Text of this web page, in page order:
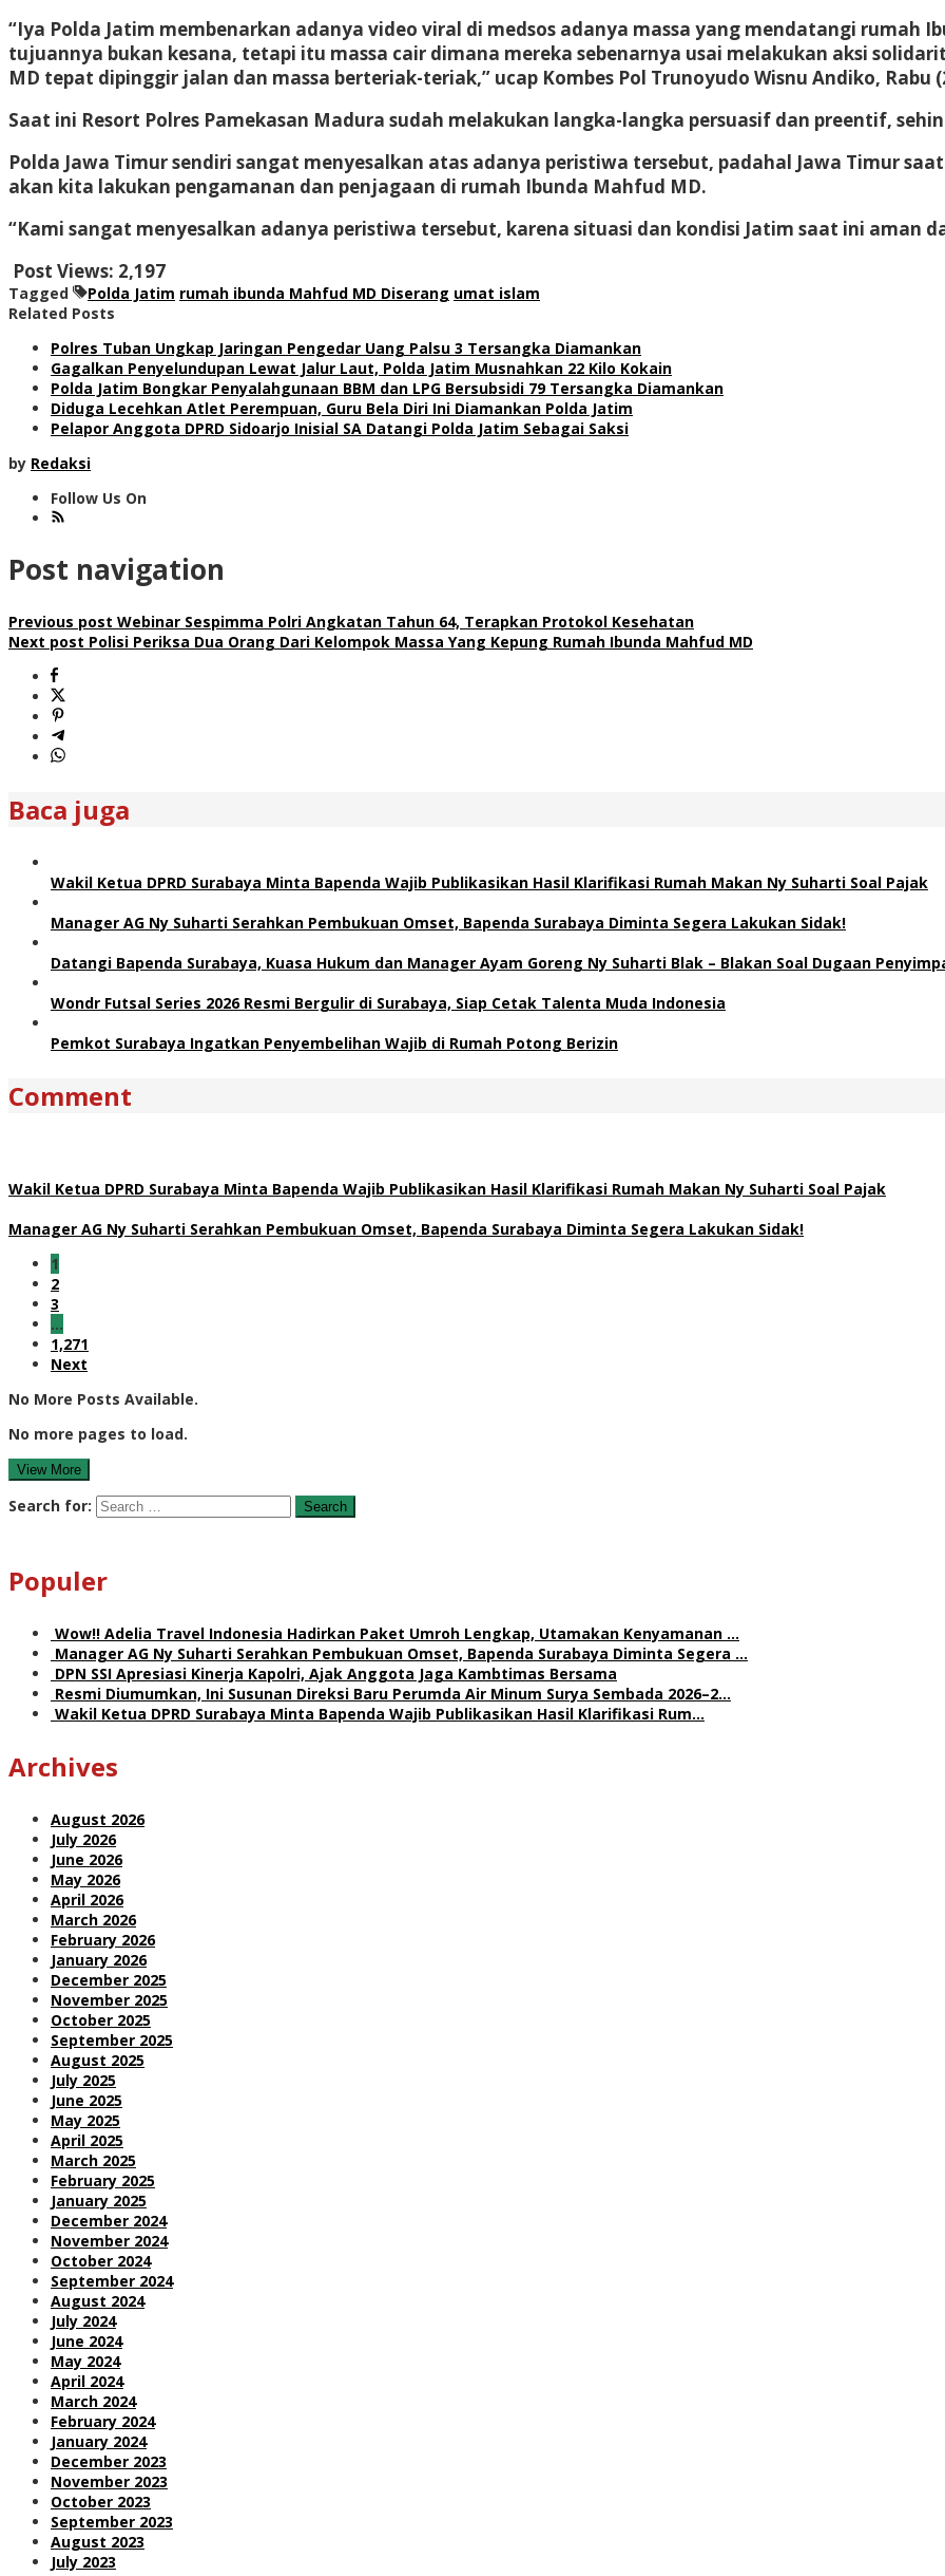
“Iya Polda Jatim membenarkan adanya video viral di medsos adanya massa yang mendatangi rumah
tujuannya bukan kesana, tetapi itu massa cair dimana mereka sebenarnya usai melakukan aksi
MD tepat dipinggir jalan dan massa berteriak-teriak,” ucap Kombes Pol Trunoyudo Wisnu Andiko, Rabu
Saat ini Resort Polres Pamekasan Madura sudah melakukan langka-langka persuasif dan preentif,
Polda Jawa Timur sendiri sangat menyesalkan atas adanya peristiwa tersebut, padahal Jawa Timur
akan kita lakukan pengamanan dan penjagaan di rumah Ibunda Mahfud MD.
“Kami sangat menyesalkan adanya peristiwa tersebut, karena situasi dan kondisi Jatim saat ini aman
Post Views: 2,197
Tagged Polda Jatim rumah ibunda Mahfud MD Diserang umat islam
Related Posts
Polres Tuban Ungkap Jaringan Pengedar Uang Palsu 3 Tersangka Diamankan
Gagalkan Penyelundupan Lewat Jalur Laut, Polda Jatim Musnahkan 22 Kilo Kokain
Polda Jatim Bongkar Penyalahgunaan BBM dan LPG Bersubsidi 79 Tersangka Diamankan
Diduga Lecehkan Atlet Perempuan, Guru Bela Diri Ini Diamankan Polda Jatim
Pelapor Anggota DPRD Sidoarjo Inisial SA Datangi Polda Jatim Sebagai Saksi
by Redaksi
Follow Us On
Post navigation
Previous post Webinar Sespimma Polri Angkatan Tahun 64, Terapkan Protokol Kesehatan
Next post Polisi Periksa Dua Orang Dari Kelompok Massa Yang Kepung Rumah Ibunda Mahfud MD
Baca juga
Wakil Ketua DPRD Surabaya Minta Bapenda Wajib Publikasikan Hasil Klarifikasi Rumah Makan Ny Suharti Soal Pajak
Manager AG Ny Suharti Serahkan Pembukuan Omset, Bapenda Surabaya Diminta Segera Lakukan Sidak!
Datangi Bapenda Surabaya, Kuasa Hukum dan Manager Ayam Goreng Ny Suharti Blak – Blakan Soal Dugaan
Wondr Futsal Series 2026 Resmi Bergulir di Surabaya, Siap Cetak Talenta Muda Indonesia
Pemkot Surabaya Ingatkan Penyembelihan Wajib di Rumah Potong Berizin
Comment
Wakil Ketua DPRD Surabaya Minta Bapenda Wajib Publikasikan Hasil Klarifikasi Rumah Makan Ny Suharti Soal Pajak
Manager AG Ny Suharti Serahkan Pembukuan Omset, Bapenda Surabaya Diminta Segera Lakukan Sidak!
1
2
3
…
1,271
Next
No More Posts Available.
No more pages to load.
View More
Search for:
Populer
Wow!! Adelia Travel Indonesia Hadirkan Paket Umroh Lengkap, Utamakan Kenyamanan …
Manager AG Ny Suharti Serahkan Pembukuan Omset, Bapenda Surabaya Diminta Segera …
DPN SSI Apresiasi Kinerja Kapolri, Ajak Anggota Jaga Kambtimas Bersama
Resmi Diumumkan, Ini Susunan Direksi Baru Perumda Air Minum Surya Sembada 2026–2…
Wakil Ketua DPRD Surabaya Minta Bapenda Wajib Publikasikan Hasil Klarifikasi Rum…
Archives
August 2026
July 2026
June 2026
May 2026
April 2026
March 2026
February 2026
January 2026
December 2025
November 2025
October 2025
September 2025
August 2025
July 2025
June 2025
May 2025
April 2025
March 2025
February 2025
January 2025
December 2024
November 2024
October 2024
September 2024
August 2024
July 2024
June 2024
May 2024
April 2024
March 2024
February 2024
January 2024
December 2023
November 2023
October 2023
September 2023
August 2023
July 2023